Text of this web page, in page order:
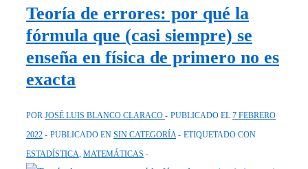
Teoría de errores: por qué la
fórmula que (casi siempre) se
enseña en física de primero no es
exacta
POR JOSÉ LUIS BLANCO CLARACO PUBLICADO EL 7 FEBRERO
2022
PUBLICADO EN SIN CATEGORÍA
ETIQUETADO CON
ESTADÍSTICA, MATEMÁTICAS